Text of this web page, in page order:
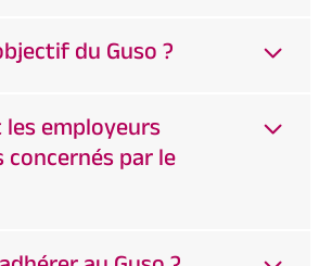
du Guso ?
employeurs
par le